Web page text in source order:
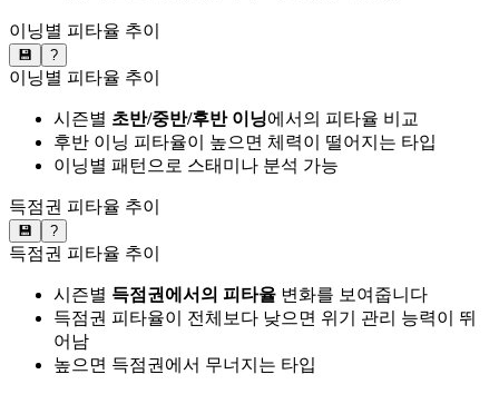
이닝별 피타율 추이
💾 ?
이닝별 피타율 추이
시즌별 초반/중반/후반 이닝에서의 피타율 비교
후반 이닝 피타율이 높으면 체력이 떨어지는 타입
이닝별 패턴으로 스태미나 분석 가능
득점권 피타율 추이
💾 ?
득점권 피타율 추이
시즌별 득점권에서의 피타율 변화를 보여줍니다
득점권 피타율이 전체보다 낮으면 위기 관리 능력이 뛰
어남
높으면 득점권에서 무너지는 타입